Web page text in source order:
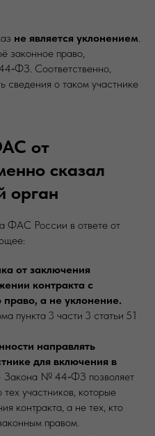
не является уклонением.
законное право,
Соответственно,
сведения о таком участнике
от
сказал
орган
ФАС России в ответе от
от заключения
контракта с
право, а не уклонение.
пункта 3 части 3 статьи 51
направлять
для включения в
Закона № 44‑ФЗ позволяет
тех участников, которые
контракта, а не тех, кто
правом.